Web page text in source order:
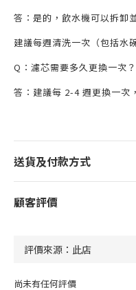
答：是的，飲水機可以拆卸
建議每週清洗一次（包括水
Q：濾芯需要多久更換一次？
答：建議每 2-4 週更換一次
送貨及付款方式
顧客評價
尚未有任何評價